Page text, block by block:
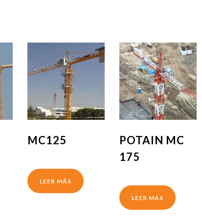
MC125
LEER MÁS
POTAIN MC
175
LEER MÁS